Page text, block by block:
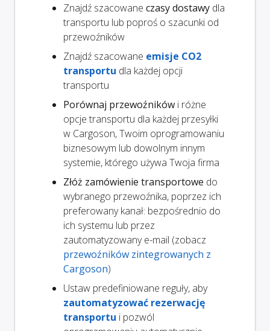
Znajdź szacowane czasy dostawy dla
transportu lub poproś o szacunki od
przewoźników
Znajdź szacowane emisje CO2
transportu dla każdej opcji
transportu
Porównaj przewoźników i różne
opcje transportu dla każdej przesyłki
w Cargoson, Twoim oprogramowaniu
biznesowym lub dowolnym innym
systemie, którego używa Twoja firma
Złóż zamówienie transportowe do
wybranego przewoźnika, poprzez ich
preferowany kanał: bezpośrednio do
ich systemu lub przez
zautomatyzowany e-mail (zobacz
przewoźników zintegrowanych z
Cargoson)
Ustaw predefiniowane reguły, aby
zautomatyzować rezerwację
transportu i pozwól